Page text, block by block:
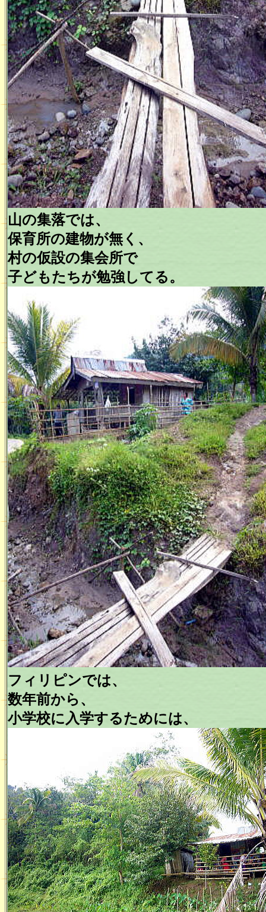
山の集落では、
保育所の建物が無く、
村の仮設の集会所で
子どもたちが勉強してる。
フィリピンでは、
数年前から、
小学校に入学するためには、